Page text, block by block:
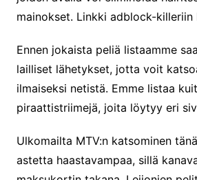
mainokset. Linkki adblock-
Ennen jokaista peliä listaamme
lailliset lähetykset, jotta voit
ilmaiseksi netistä. Emme listaa
piraattistriimejä, joita löytyy eri
Ulkomailta MTV:n katsominen
astetta haastavampaa, sillä